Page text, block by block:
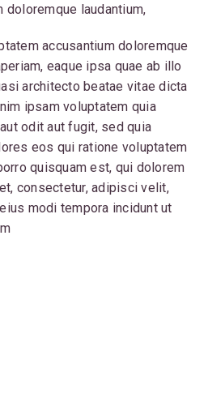
doloremque laudantium,
accusantium doloremque
eaque ipsa quae ab illo
architecto beatae vitae dicta
ipsam voluptatem quia
odit aut fugit, sed quia
eos qui ratione voluptatem
quisquam est, qui dolorem
consectetur, adipisci velit,
modi tempora incidunt ut